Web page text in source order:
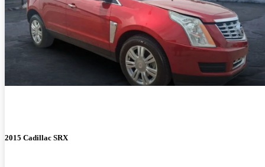
2015 Cadillac SRX